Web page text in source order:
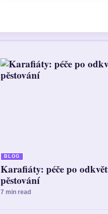
BLOG
Karafiáty: péče po
pěstování
7 min read